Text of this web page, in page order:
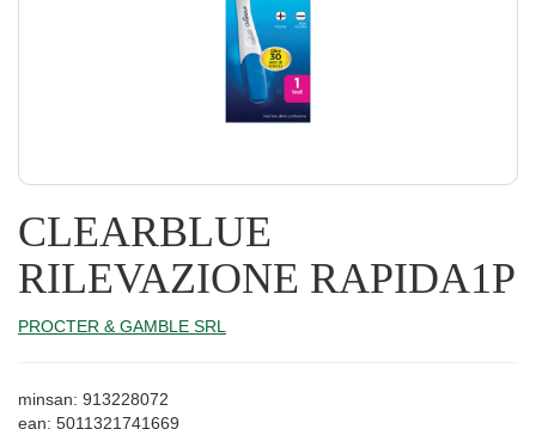
CLEARBLUE
RILEVAZIONE RAPIDA1P
PROCTER & GAMBLE SRL
minsan: 913228072
ean: 5011321741669